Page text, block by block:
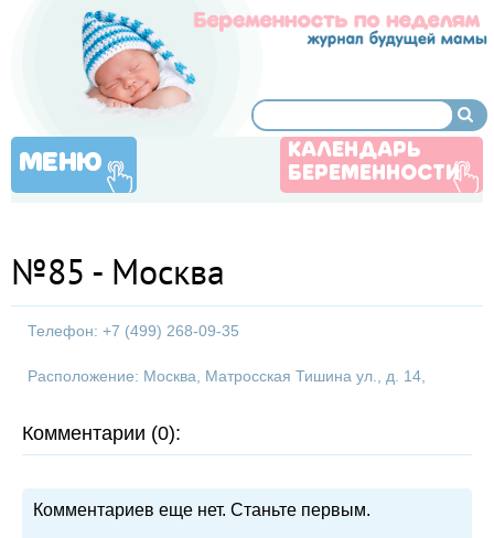
МЕНЮ
КАЛЕНДАРЬ
БЕРЕМЕННОСТИ
№85 - Москва
Телефон: +7 (499) 268-09-35
Расположение: Москва, Матросская Тишина ул., д. 14,
Комментарии (0):
Комментариев еще нет. Станьте первым.